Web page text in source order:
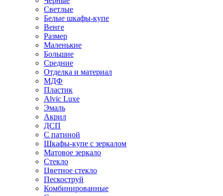
Светлые
Белые шкафы-купе
Венге
Размер
Маленькие
Большие
Средние
Отделка и материал
МДФ
Пластик
Alvic Luxe
Эмаль
Акрил
ДСП
С патиной
Шкафы-купе с зеркалом
Матовое зеркало
Стекло
Цветное стекло
Пескоструй
Комбинированные